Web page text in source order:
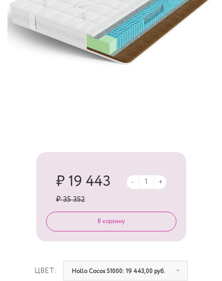
ЦВЕТ: Hollo Cocos S1000: 19 443,00 руб.
₽ 19 443
₽ 35 352
- +